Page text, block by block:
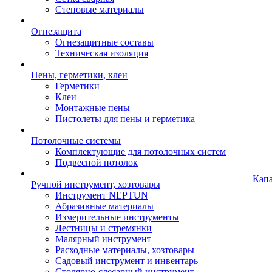
Стеновые материалы
Огнезащита
Огнезащитные составы
Техническая изоляция
Пены, герметики, клеи
Герметики
Клеи
Монтажные пены
Пистолеты для пены и герметика
Потолочные системы
Комплектующие для потолочных систем
Подвесной потолок
Ручной инструмент, хозтовары
Инструмент NEPTUN
Абразивные материалы
Измерительные инструменты
Лестницы и стремянки
Малярный инструмент
Расходные материалы, хозтовары
Садовый инструмент и инвентарь